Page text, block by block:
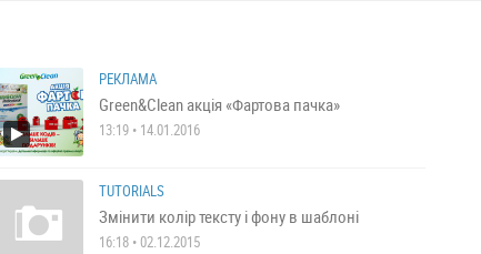
РЕКЛАМА
Green&Clean акція «Фартова пачка»
13:19 • 14.01.2016
TUTORIALS
Змінити колір тексту і фону в шаблоні
16:18 • 02.12.2015